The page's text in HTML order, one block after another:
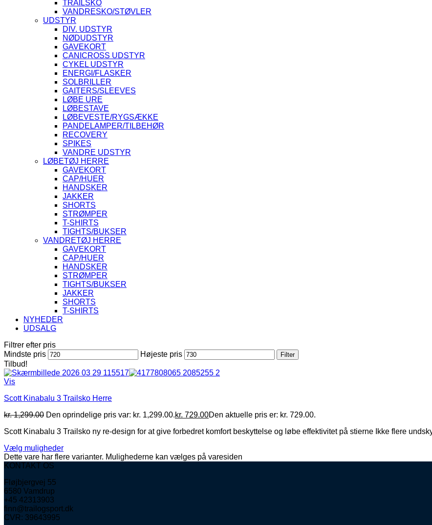
TRAILSKO
VANDRESKO/STØVLER
UDSTYR
DIV. UDSTYR
NØDUDSTYR
GAVEKORT
CANICROSS UDSTYR
CYKEL UDSTYR
ENERGI/FLASKER
SOLBRILLER
GAITERS/SLEEVES
LØBE URE
LØBESTAVE
LØBEVESTE/RYGSÆKKE
PANDELAMPER/TILBEHØR
RECOVERY
SPIKES
VANDRE UDSTYR
LØBETØJ HERRE
GAVEKORT
CAP/HUER
HANDSKER
JAKKER
SHORTS
STRØMPER
T-SHIRTS
TIGHTS/BUKSER
VANDRETØJ HERRE
GAVEKORT
CAP/HUER
HANDSKER
STRØMPER
TIGHTS/BUKSER
JAKKER
SHORTS
T-SHIRTS
NYHEDER
UDSALG
Filtrer efter pris
Mindste pris
Højeste pris Filter
Tilbud!
Vis
Scott Kinabalu 3 Trailsko Herre
kr.1,299.00 Den oprindelige pris var: kr. 1,299.00.kr. 729.00Den aktuelle pris er: kr. 729.00.
Scott Kinabalu 3 Trailsko ny re-design for at give forbedret komfort beskyttelse og løbe effektivitet på stierne Ikke flere
Vælg muligheder
Dette vare har flere varianter. Mulighederne kan vælges på varesiden
KONTAKT OS
Fløjbjergvej 55
6580 Vamdrup
+45 42313903
finn@trailogsport.dk
CVR: 39643995